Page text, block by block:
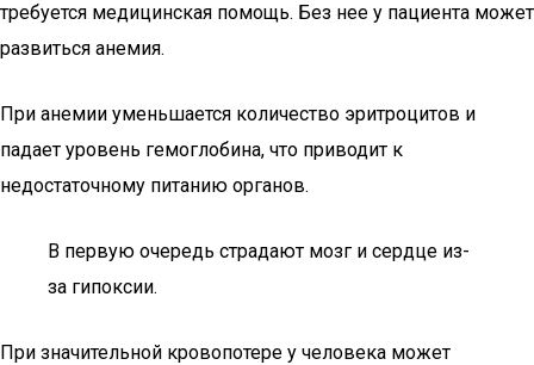
требуется медицинская помощь. Без нее у пациента может
развиться анемия.
При анемии уменьшается количество эритроцитов и
падает уровень гемоглобина, что приводит к
недостаточному питанию органов.
В первую очередь страдают мозг и сердце из-
за гипоксии.
При значительной кровопотере у человека может